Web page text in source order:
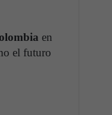
en
el futuro